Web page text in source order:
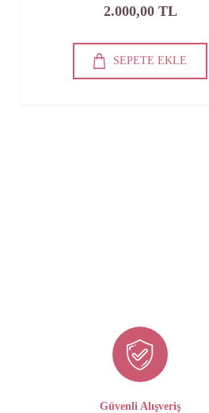
2.000,00 TL
SEPETE EKLE
Güvenli Alışveriş